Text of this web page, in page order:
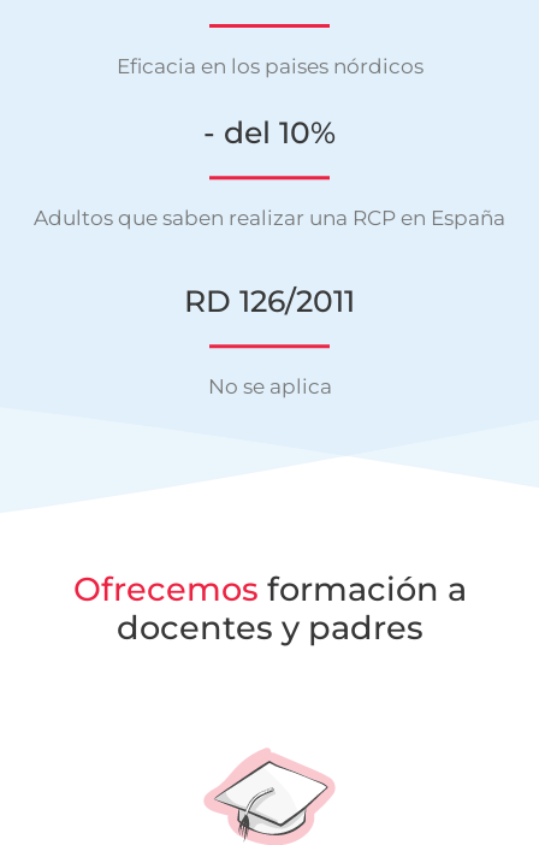
Eficacia en los paises nórdicos
- del 10%
Adultos que saben realizar una RCP en España
RD 126/2011
No se aplica
Ofrecemos formación a
docentes y padres